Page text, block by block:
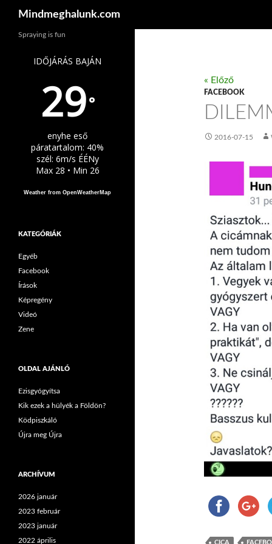
Mindmeghalunk.com
« Előző
FACEBOOK
2016-07-15
CICA
Spraying is fun
IDŐJÁRÁS BAJÁN
29°
enyhe eső
páratartalom: 40%
szél: 6m/s ÉÉNy
Max 28 • Min 26
Weather from OpenWeatherMap
KATEGÓRIÁK
Egyéb
Facebook
Írások
Képregény
Videó
Zene
OLDAL AJÁNLÓ
Ezisgyógyítsa
Kik ezek a hülyék a Földön?
Ködpiszkáló
Újra meg Újra
ARCHÍVUM
2026 január
2023 február
2023 január
2022 április